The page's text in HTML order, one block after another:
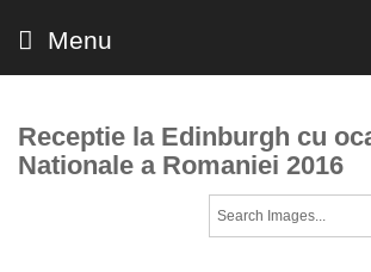
Menu
Receptie la Edinburgh cu
Nationale a Romaniei 2016